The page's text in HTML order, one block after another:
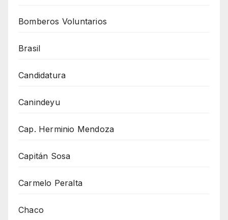
Bomberos Voluntarios
Brasil
Candidatura
Canindeyu
Cap. Herminio Mendoza
Capitán Sosa
Carmelo Peralta
Chaco